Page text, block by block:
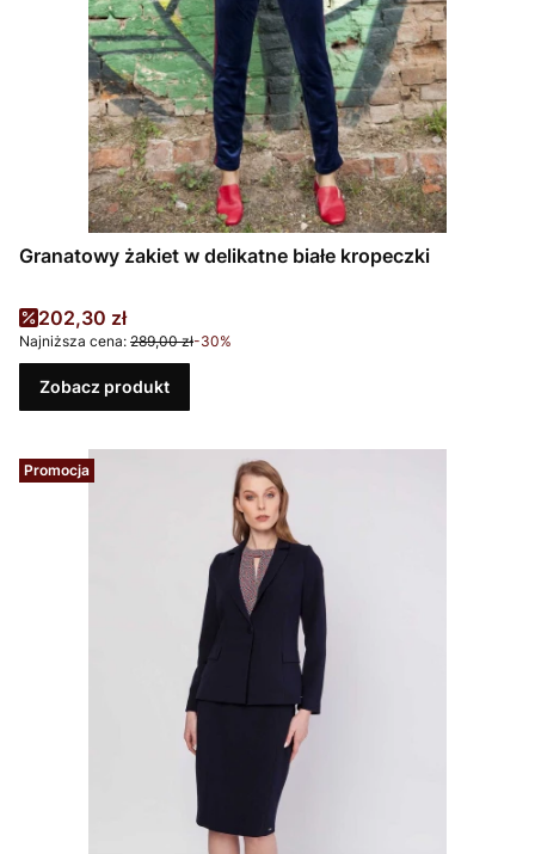
Granatowy żakiet w delikatne białe kropeczki
Cena promocyjna
202,30 zł
Najniższa cena: 289,00 zł-30%
Zobacz produkt
Promocja